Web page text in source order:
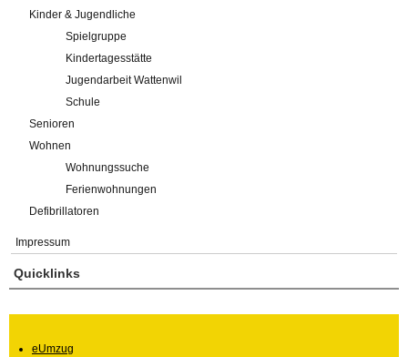
Kinder & Jugendliche
Spielgruppe
Kindertagesstätte
Jugendarbeit Wattenwil
Schule
Senioren
Wohnen
Wohnungssuche
Ferienwohnungen
Defibrillatoren
Impressum
Quicklinks
eUmzug